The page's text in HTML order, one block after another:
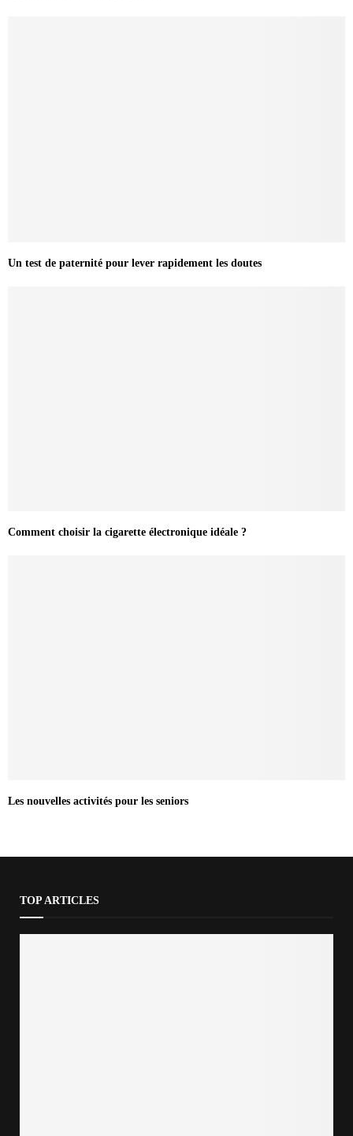
Un test de paternité pour lever rapidement les doutes
Comment choisir la cigarette électronique idéale ?
Les nouvelles activités pour les seniors
TOP ARTICLES